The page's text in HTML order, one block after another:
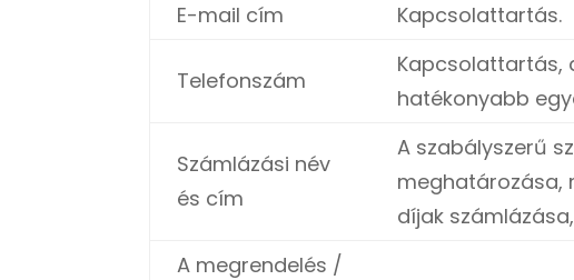
E-mail cím
Kapcsolattartás.
Telefonszám
Kapcsolattartás,
hatékonyabb
Számlázási név
és cím
A szabályszerű
meghatározása,
díjak
A megrendelés /